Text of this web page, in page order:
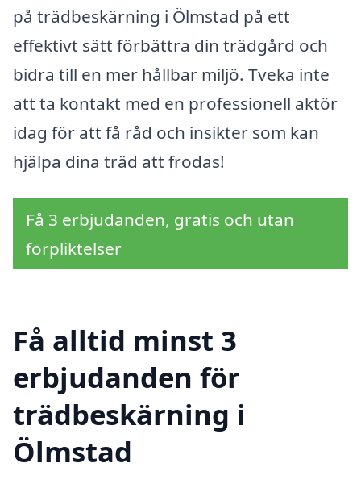
på trädbeskärning i Ölmstad på ett
effektivt sätt förbättra din trädgård och
bidra till en mer hållbar miljö. Tveka inte
att ta kontakt med en professionell aktör
idag för att få råd och insikter som kan
hjälpa dina träd att frodas!
Få 3 erbjudanden, gratis och utan
förpliktelser
Få alltid minst 3
erbjudanden för
trädbeskärning i
Ölmstad